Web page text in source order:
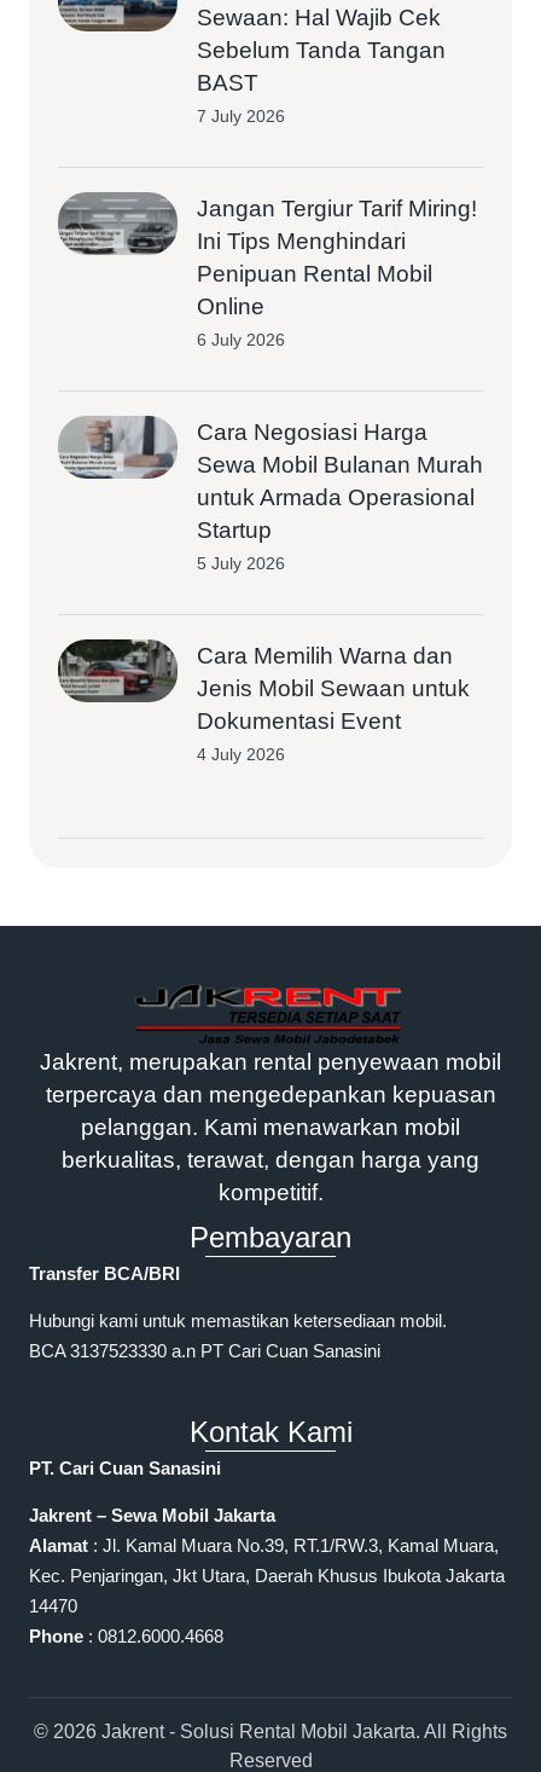
Sewaan: Hal Wajib Cek
Sebelum Tanda Tangan
BAST
7 July 2026
Jangan Tergiur Tarif Miring!
Ini Tips Menghindari
Penipuan Rental Mobil
Online
6 July 2026
Cara Negosiasi Harga
Sewa Mobil Bulanan Murah
untuk Armada Operasional
Startup
5 July 2026
Cara Memilih Warna dan
Jenis Mobil Sewaan untuk
Dokumentasi Event
4 July 2026
Jakrent, merupakan rental penyewaan mobil
terpercaya dan mengedepankan kepuasan
pelanggan. Kami menawarkan mobil
berkualitas, terawat, dengan harga yang
kompetitif.
Pembayaran
Transfer BCA/BRI
Hubungi kami untuk memastikan ketersediaan mobil.
BCA 3137523330 a.n PT Cari Cuan Sanasini
Kontak Kami
PT. Cari Cuan Sanasini
Jakrent – Sewa Mobil Jakarta
Alamat : Jl. Kamal Muara No.39, RT.1/RW.3, Kamal Muara,
Kec. Penjaringan, Jkt Utara, Daerah Khusus Ibukota Jakarta
14470
Phone : 0812.6000.4668
© 2026 Jakrent - Solusi Rental Mobil Jakarta. All Rights
Reserved